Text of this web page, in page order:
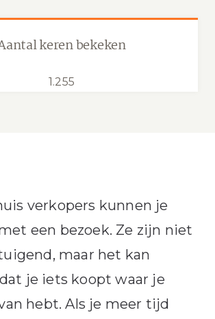
keren bekeken
1.255
verkopers kunnen je
een bezoek. Ze zijn niet
maar het kan
je iets koopt waar je
hebt. Als je meer tijd